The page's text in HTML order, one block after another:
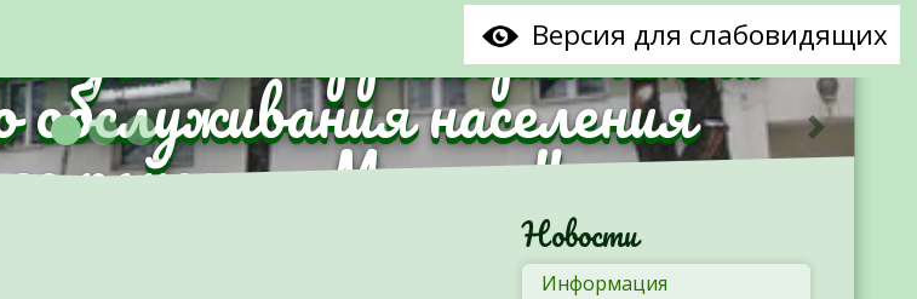
Версия для слабовидящих
"Территориальный
обслуживания населения
района г.Минска"
Новости
Информация